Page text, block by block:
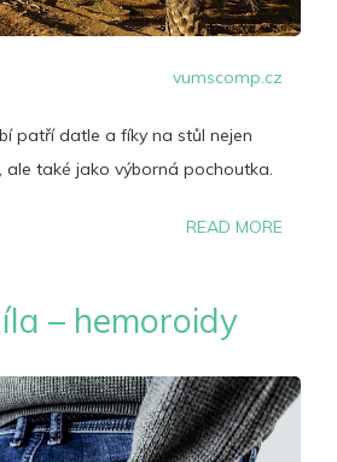
vumscomp.cz
patří datle a fíky na stůl nejen
ale také jako výborná pochoutka.
READ MORE
– hemoroidy